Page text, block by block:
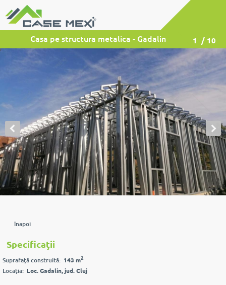
Casa pe structura metalica - Gadalin 1 / 10
înapoi
Specificaţii
Suprafaţă construită: 143 m2
Locaţia: Loc. Gadalin, jud. Cluj